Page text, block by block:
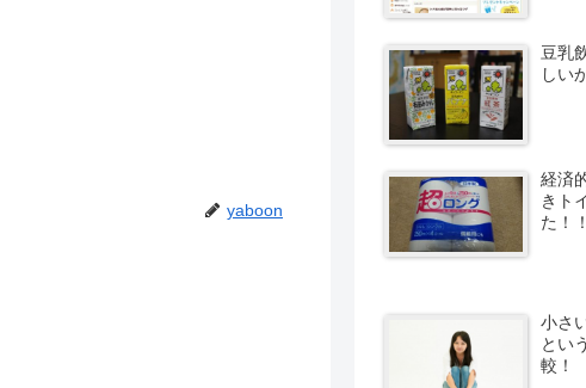
yaboon
豆乳
しい
経済
きト
た！！
小さ
とい
較！